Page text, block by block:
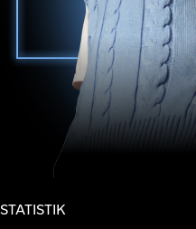
STATISTIK